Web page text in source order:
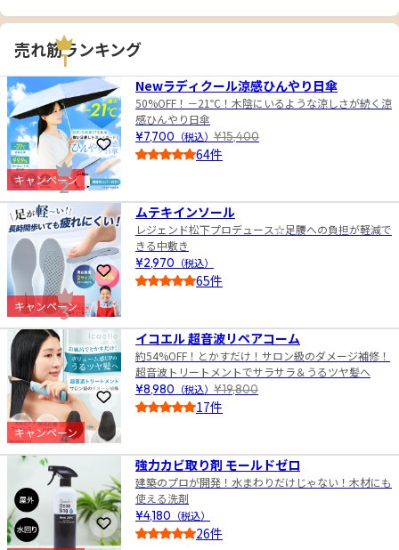
売れ筋ランキング
お気に入りに登録
キャンペーン
1
Newラディクール涼感ひんやり日傘
50%OFF！－21℃！木陰にいるような涼しさが続く涼
感ひんやり日傘
¥7,700 （税込） ¥15,400
64件
お気に入りに登録
キャンペーン
2
ムテキインソール
レジェンド松下プロデュース☆足腰への負担が軽減で
きる中敷き
¥2,970 （税込）
65件
お気に入りに登録
キャンペーン
3
イコエル 超音波リペアコーム
約54%OFF！とかすだけ！サロン級のダメージ補修！
超音波トリートメントでサラサラ＆うるツヤ髪へ
¥8,980 （税込） ¥19,800
17件
お気に入りに登録
4
強力カビ取り剤 モールドゼロ
建築のプロが開発！水まわりだけじゃない！木材にも
使える洗剤
¥4,180 （税込）
26件